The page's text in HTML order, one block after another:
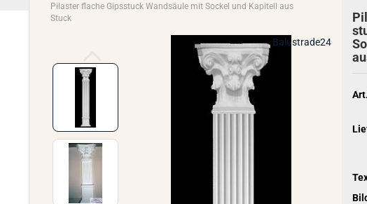
Pilaster flache Gipsstuck Wandsäule mit Sockel und Kapitell aus
Stuck
Balustrade24